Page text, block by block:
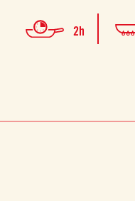
2h